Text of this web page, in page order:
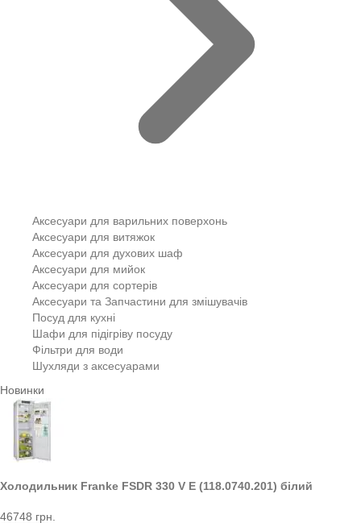
Аксесуари для варильних поверхонь
Аксесуари для витяжок
Аксесуари для духових шаф
Аксесуари для мийок
Аксесуари для сортерів
Аксесуари та Запчастини для змішувачів
Посуд для кухні
Шафи для підігріву посуду
Фільтри для води
Шухляди з аксесуарами
Новинки
Холодильник Franke FSDR 330 V E (118.0740.201) білий
46748 грн.